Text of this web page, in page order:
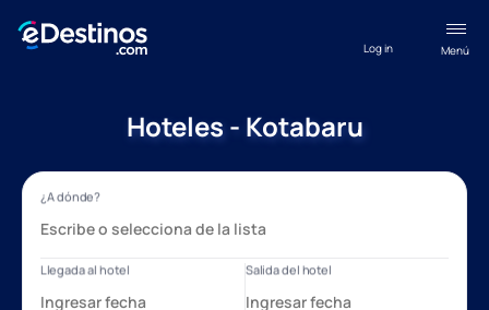
Menú
Log in
Hoteles - Kotabaru